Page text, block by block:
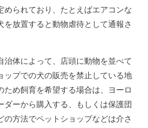
められており、たとえばエアコンな
を放置すると動物虐待として通報さ
治体によって、店頭に動物を並べて
ップでの犬の販売を禁止している地
ため飼育を希望する場合は、ヨーロ
ダーから購入する、もしくは保護団
の方法でペットショップなどは介さ